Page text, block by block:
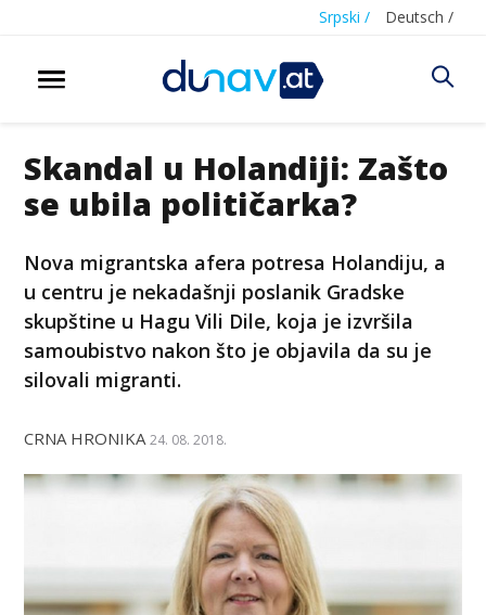
Srpski / Deutsch /
Skandal u Holandiji: Zašto
se ubila političarka?
Nova migrantska afera potresa Holandiju, a
u centru je nekadašnji poslanik Gradske
skupštine u Hagu Vili Dile, koja je izvršila
samoubistvo nakon što je objavila da su je
silovali migranti.
CRNA HRONIKA 24. 08. 2018.